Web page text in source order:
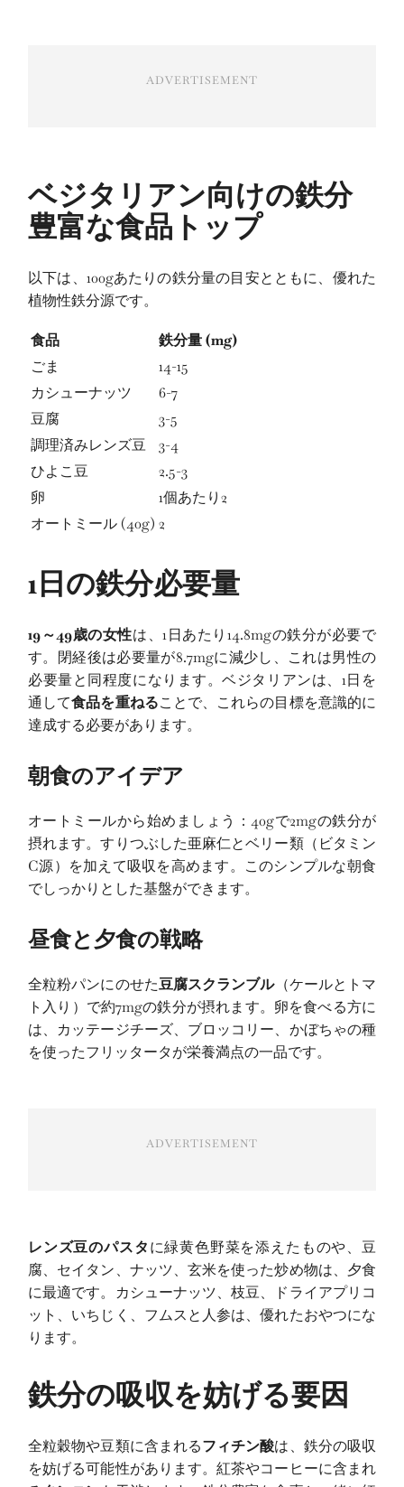
ADVERTISEMENT
ベジタリアン向けの鉄分
豊富な食品トップ
以下は、100gあたりの鉄分量の目安とともに、優れた
植物性鉄分源です。
食品
鉄分量 (mg)
ごま
14-15
カシューナッツ
6-7
豆腐
3-5
調理済みレンズ豆
3-4
ひよこ豆
2.5-3
卵
1個あたり2
オートミール (40g) 2
1日の鉄分必要量
19～49歳の女性は、1日あたり14.8mgの鉄分が必要で
す。閉経後は必要量が8.7mgに減少し、これは男性の
必要量と同程度になります。ベジタリアンは、1日を
通して食品を重ねることで、これらの目標を意識的に
達成する必要があります。
朝食のアイデア
オートミールから始めましょう：40gで2mgの鉄分が
摂れます。すりつぶした亜麻仁とベリー類（ビタミン
C源）を加えて吸収を高めます。このシンプルな朝食
でしっかりとした基盤ができます。
昼食と夕食の戦略
全粒粉パンにのせた豆腐スクランブル（ケールとトマ
ト入り）で約7mgの鉄分が摂れます。卵を食べる方に
は、カッテージチーズ、ブロッコリー、かぼちゃの種
を使ったフリッタータが栄養満点の一品です。
ADVERTISEMENT
レンズ豆のパスタに緑黄色野菜を添えたものや、豆
腐、セイタン、ナッツ、玄米を使った炒め物は、夕食
に最適です。カシューナッツ、枝豆、ドライアプリコ
ット、いちじく、フムスと人参は、優れたおやつにな
ります。
鉄分の吸収を妨げる要因
全粒穀物や豆類に含まれるフィチン酸は、鉄分の吸収
を妨げる可能性があります。紅茶やコーヒーに含まれ